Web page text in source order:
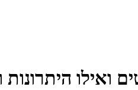
ואילו